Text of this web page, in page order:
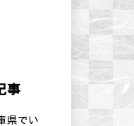
事
県でい